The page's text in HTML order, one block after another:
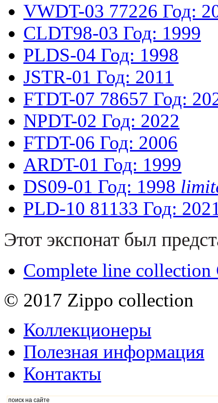
VWDT-03 77226 Год:
CLDT98-03 Год: 1999
PLDS-04 Год: 1998
JSTR-01 Год: 2011
FTDT-07 78657 Год:
NPDT-02 Год: 2022
FTDT-06 Год: 2006
ARDT-01 Год: 1999
DS09-01 Год: 1998
PLD-10 81133 Год:
Этот экспонат был
Complete line collection
© 2017 Zippo collection
Коллекционеры
Полезная информация
Контакты